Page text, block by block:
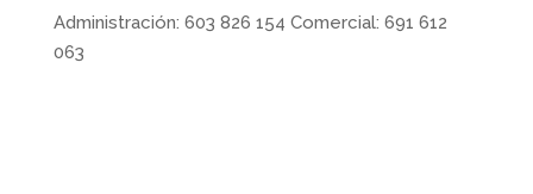
Administración: 603 826 154 Comercial: 691 612
063